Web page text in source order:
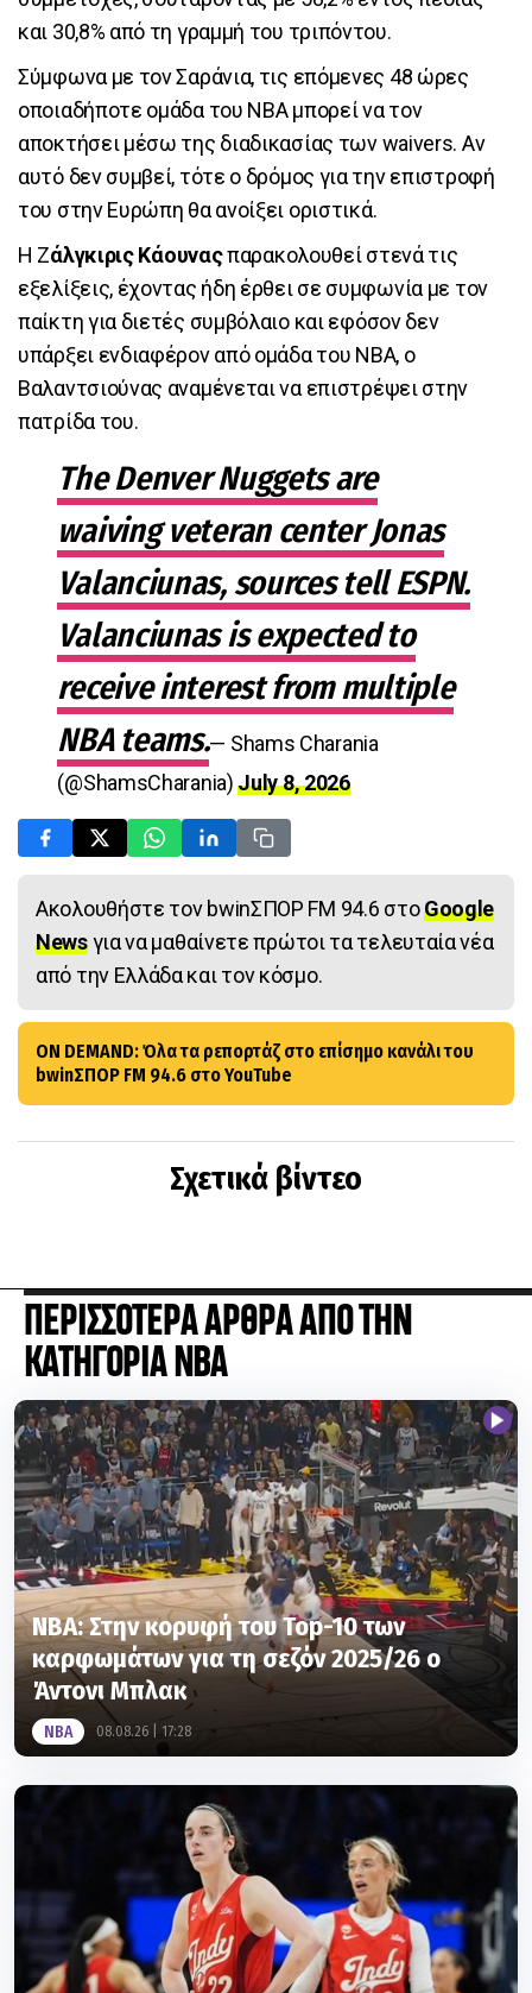
και 30,8% από τη γραμμή του τριπόντου.
Σύμφωνα με τον Σαράνια, τις επόμενες 48 ώρες
οποιαδήποτε ομάδα του NBA μπορεί να τον
αποκτήσει μέσω της διαδικασίας των waivers. Αν
αυτό δεν συμβεί, τότε ο δρόμος για την επιστροφή
του στην Ευρώπη θα ανοίξει οριστικά.
Η Ζάλγκιρις Κάουναςπαρακολουθεί στενά τις
εξελίξεις, έχοντας ήδη έρθει σε συμφωνία με τον
παίκτη για διετές συμβόλαιο και εφόσον δεν
υπάρξει ενδιαφέρον από ομάδα του NBA, ο
Βαλαντσιούνας αναμένεται να επιστρέψει στην
πατρίδα του.
The Denver Nuggets are
waiving veteran center Jonas
Valanciunas, sources tell ESPN.
Valanciunas is expected to
receive interest from multiple
NBA teams.— Shams Charania
(@ShamsCharania)July 8, 2026
Ακολουθήστε τον bwinΣΠΟΡ FM 94.6 στοGoogle
Newsγια να μαθαίνετε πρώτοι τα τελευταία νέα
από την Ελλάδα και τον κόσμο.
ON DEMAND: Όλα τα ρεπορτάζ στο επίσημο κανάλι του
bwinΣΠΟΡ FM 94.6 στο YouTube
Σχετικά βίντεο
ΠΕΡΙΣΣΟΤΕΡΑ ΑΡΘΡΑ ΑΠΟ ΤΗΝ
ΚΑΤΗΓΟΡΙΑ NBA
ΝΒΑ: Στην κορυφή του Top-10 των
καρφωμάτων για τη σεζόν 2025/26 ο
Άντονι Μπλακ
NBA 08.08.26 | 17:28